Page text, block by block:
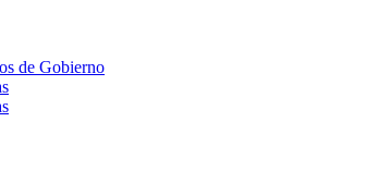
de Gobierno